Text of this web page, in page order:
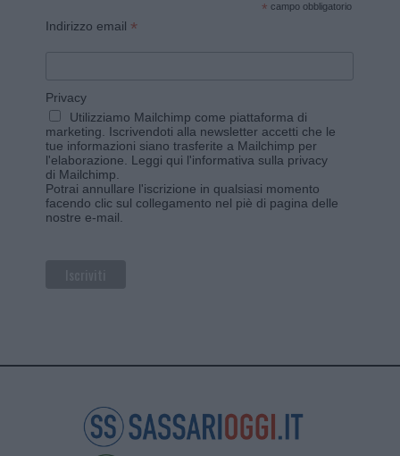
* campo obbligatorio
Indirizzo email *
Privacy
Utilizziamo Mailchimp come piattaforma di
marketing. Iscrivendoti alla newsletter accetti che le
tue informazioni siano trasferite a Mailchimp per
l'elaborazione. Leggi qui l'informativa sulla privacy
di Mailchimp
Potrai annullare l'iscrizione in qualsiasi momento
facendo clic sul collegamento nel piè di pagina delle
nostre e-mail.